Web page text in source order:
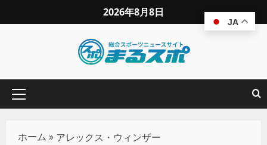
2026年8月8日
ホーム » アレックス・ウィンザー
JA